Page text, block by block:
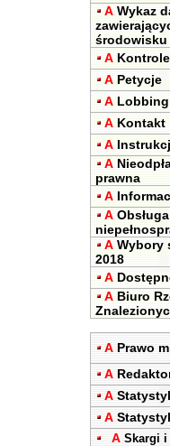
A Wykaz
A Kontrole
A Petycje
A Lobbing
A Kontakt
A
A
prawna
A
A
A Wybory
2018
A
A Biuro
A Prawo
A
A
A
A Skargi i